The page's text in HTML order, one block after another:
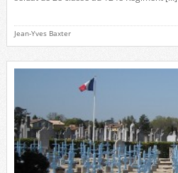
Jean-Yves Baxter